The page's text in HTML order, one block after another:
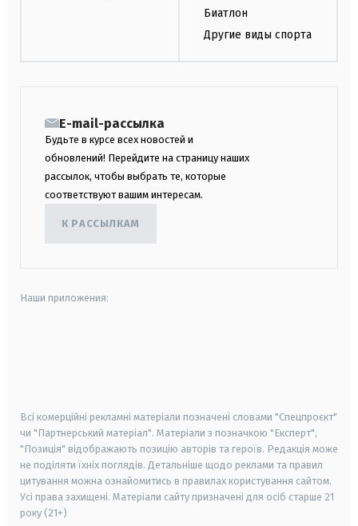
Биатлон
Другие виды спорта
E-mail-рассылка
Будьте в курсе всех новостей и
обновлений! Перейдите на страницу наших
рассылок, чтобы выбрать те, которые
соответствуют вашим интересам.
К РАССЫЛКАМ
Наши приложения:
Всі комерційні рекламні матеріали позначені словами "Спецпроєкт"
чи "Партнерський матеріал". Матеріали з позначкою "Експерт",
"Позиція" відображають позицію авторів та героїв. Редакція може
не поділяти їхніх поглядів. Детальніше щодо реклами та правил
цитування можна ознайомитись в правилах користування сайтом.
Усі права захищені. Матеріали сайту призначені для осіб старше 21
року (21+)